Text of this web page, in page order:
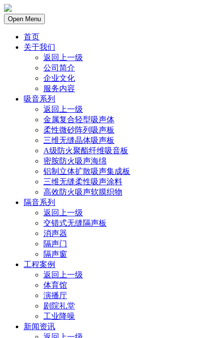
Open Menu
首页
关于我们
返回上一级
公司简介
企业文化
服务内容
吸音系列
返回上一级
金属复合轻型吸声体
柔性微砂阵列吸声板
三维无缝晶体吸声板
A级防火聚酯纤维吸音板
密胺防火吸声海绵
铝制立体扩散吸声集成板
三维无缝柔性吸声涂料
高效防火吸声软膜织物
隔音系列
返回上一级
交错式无缝隔声板
消声器
隔声门
隔声窗
工程案例
返回上一级
体育馆
演播厅
剧院礼堂
工业降噪
新闻资讯